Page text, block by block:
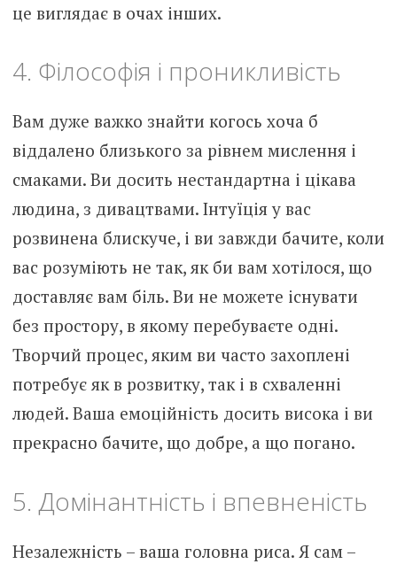
це виглядає в очах інших.
4. Філософія і проникливість
Вам дуже важко знайти когось хоча б
віддалено близького за рівнем мислення і
смаками. Ви досить нестандартна і цікава
людина, з дивацтвами. Інтуїція у вас
розвинена блискуче, і ви завжди бачите, коли
вас розуміють не так, як би вам хотілося, що
доставляє вам біль. Ви не можете існувати
без простору, в якому перебуваєте одні.
Творчий процес, яким ви часто захоплені
потребує як в розвитку, так і в схваленні
людей. Ваша емоційність досить висока і ви
прекрасно бачите, що добре, а що погано.
5. Домінантність і впевненість
Незалежність – ваша головна риса. Я сам –